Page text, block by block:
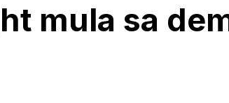
mula sa